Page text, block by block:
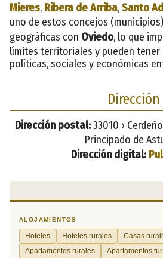
Mieres, Ribera de Arriba,Santo
uno de estos concejos
geográficas con Oviedo, lo que
límites territoriales y pueden tener
políticas, sociales y económicas
Dirección
Dirección postal:33010 ›
Principado de
Dirección digital: